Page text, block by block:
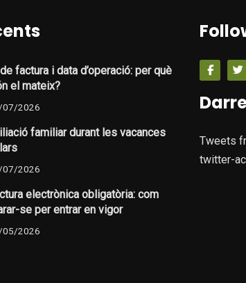
factura i data d’operació: per què
el mateix?
07/2026
familiar durant les vacances
07/2026
electrònica obligatòria: com
se per entrar en vigor
05/2026
Tweets
twitter-